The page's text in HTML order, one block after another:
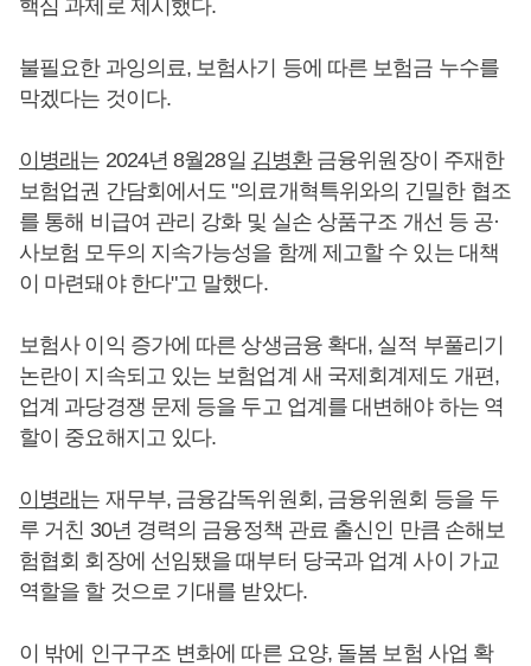
핵심 과제로 제시했다.
불필요한 과잉의료, 보험사기 등에 따른 보험금 누수를
막겠다는 것이다.
이병래 는 2024년 8월28일 김병환금융위원장이 주재한
보험업권 간담회에서도 "의료개혁특위와의 긴밀한 협조
를 통해 비급여 관리 강화 및 실손 상품구조 개선 등 공·
사보험 모두의 지속가능성을 함께 제고할 수 있는 대책
이 마련돼야 한다"고 말했다.
보험사 이익 증가에 따른 상생금융 확대, 실적 부풀리기
논란이 지속되고 있는 보험업계 새 국제회계제도 개편,
업계 과당경쟁 문제 등을 두고 업계를 대변해야 하는 역
할이 중요해지고 있다.
이병래 는 재무부, 금융감독위원회, 금융위원회 등을 두
루 거친 30년 경력의 금융정책 관료 출신인 만큼 손해보
험협회 회장에 선임됐을 때부터 당국과 업계 사이 가교
역할을 할 것으로 기대를 받았다.
이 밖에 인구구조 변화에 따른 요양, 돌봄 보험 사업 확